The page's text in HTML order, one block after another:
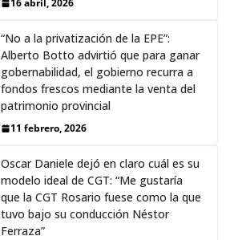
16 abril, 2026
“No a la privatización de la EPE”:
Alberto Botto advirtió que para ganar
gobernabilidad, el gobierno recurra a
fondos frescos mediante la venta del
patrimonio provincial
11 febrero, 2026
Oscar Daniele dejó en claro cuál es su
modelo ideal de CGT: “Me gustaría
que la CGT Rosario fuese como la que
tuvo bajo su conducción Néstor
Ferraza”